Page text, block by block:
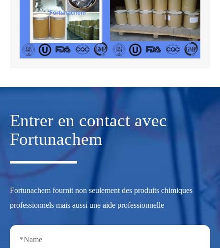
Entrer en contact avec
Fortunachem
Fortunachem fournit non seulement des produits chimiques
professionnels mais aussi une aide professionnelle